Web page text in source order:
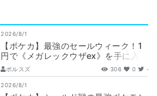
2026/8/1
【ポケカ】最強のセールウィーク！1
円で《メガレックウザex》を手に入れ
ろ！！【カーナベルSALE】
ボルスズ 306 0 -
2026/8/1